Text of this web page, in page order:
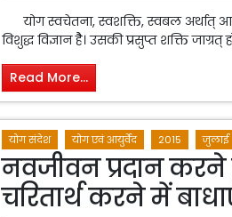
योग स्वचेतना, स्वशक्ति, स्वबल अर्थात्
विशुद्ध विज्ञान हैै। उसकी प्रसुप्त शक्ति जाग्रत्
Read More...
योग संदेश योग एवं आयुर्वेद 2015 जुलाई
नवजीवन प्रदान
चरितार्थ करने में